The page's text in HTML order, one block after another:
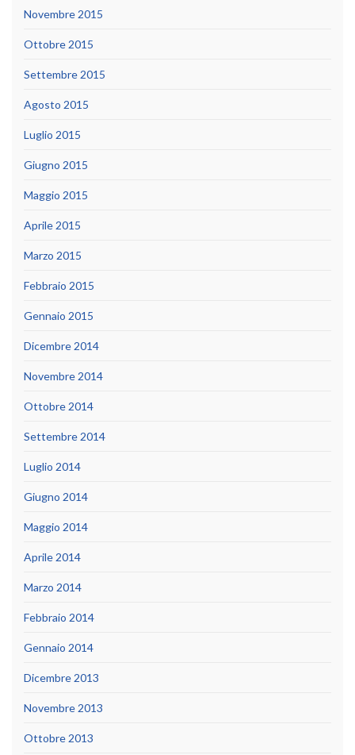
Novembre 2015
Ottobre 2015
Settembre 2015
Agosto 2015
Luglio 2015
Giugno 2015
Maggio 2015
Aprile 2015
Marzo 2015
Febbraio 2015
Gennaio 2015
Dicembre 2014
Novembre 2014
Ottobre 2014
Settembre 2014
Luglio 2014
Giugno 2014
Maggio 2014
Aprile 2014
Marzo 2014
Febbraio 2014
Gennaio 2014
Dicembre 2013
Novembre 2013
Ottobre 2013